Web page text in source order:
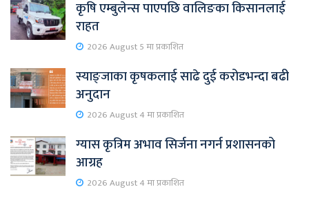
कृषि एम्बुलेन्स पाएपछि वालिङका किसानलाई
राहत
2026 August 5 मा प्रकाशित
स्याङ्जाका कृषकलाई साढे दुई करोडभन्दा बढी
अनुदान
2026 August 4 मा प्रकाशित
ग्यास कृत्रिम अभाव सिर्जना नगर्न प्रशासनको
आग्रह
2026 August 4 मा प्रकाशित